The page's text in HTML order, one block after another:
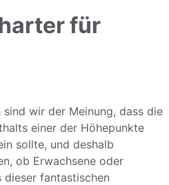
für
wir der Meinung, dass die
einer der Höhepunkte
sollte, und deshalb
ob Erwachsene oder
dieser fantastischen